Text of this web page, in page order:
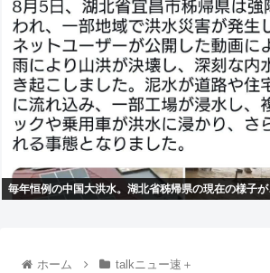
毎年恒例の中国大洪水。湖北省秭帰県の現在の様子が
ホーム talkニュー速＋